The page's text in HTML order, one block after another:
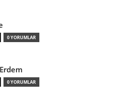
0 YORUMLAR
0 YORUMLAR